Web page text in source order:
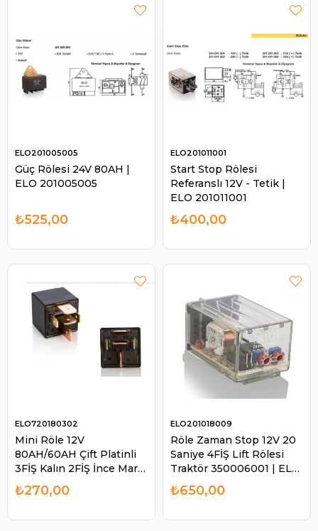
Güç Rölesi 24V 80AH |
ELO 201005005
ELO201005005
₺525,00
Start Stop Rölesi
Referanslı 12V - Tetik |
ELO 201011001
ELO201011001
₺400,00
Mini Röle 12V
80AH/60AH Çift Platinli
3FİŞ Kalın 2FİŞ İnce Marin
Rölesi NRA07C12D
Tekne Platform Kıç
ELO720180302
₺270,00
Röle Zaman Stop 12V 20
Saniye 4FİŞ Lift Rölesi
Traktör 350006001 | ELO
201018009
ELO201018009
₺650,00